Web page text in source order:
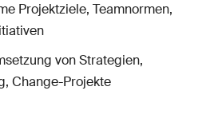
Projektziele, Teamnormen,
von Strategien,
Change-Projekte